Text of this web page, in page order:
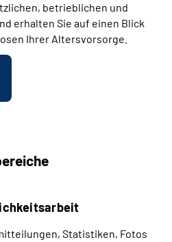
betrieblichen und
erhalten Sie auf einen Blick
Ihrer Altersvorsorge.
Statistiken, Fotos